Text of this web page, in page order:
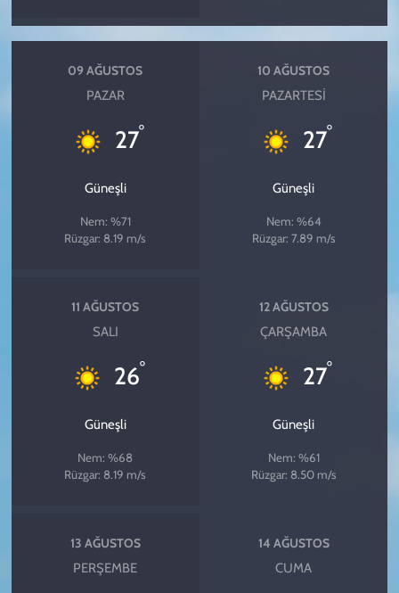
09 AĞUSTOS
PAZAR
27°
Güneşli
Nem: %71
Rüzgar: 8.19 m/s
10 AĞUSTOS
PAZARTESI
27°
Güneşli
Nem: %64
Rüzgar: 7.89 m/s
11 AĞUSTOS
SALI
26°
Güneşli
Nem: %68
Rüzgar: 8.19 m/s
12 AĞUSTOS
ÇARŞAMBA
27°
Güneşli
Nem: %61
Rüzgar: 8.50 m/s
13 AĞUSTOS
PERŞEMBE
14 AĞUSTOS
CUMA